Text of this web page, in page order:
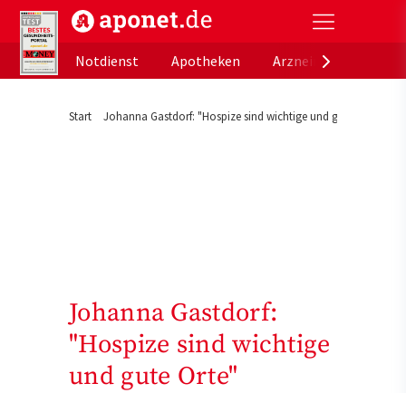
aponet.de - Das offizielle Gesundheitsportal der
Notdienst
Apotheken
Start Johanna Gastdorf: "Hospize sind wichtige und gute Orte"
Johanna Gastdorf:
"Hospize sind wichtige
und gute Orte"